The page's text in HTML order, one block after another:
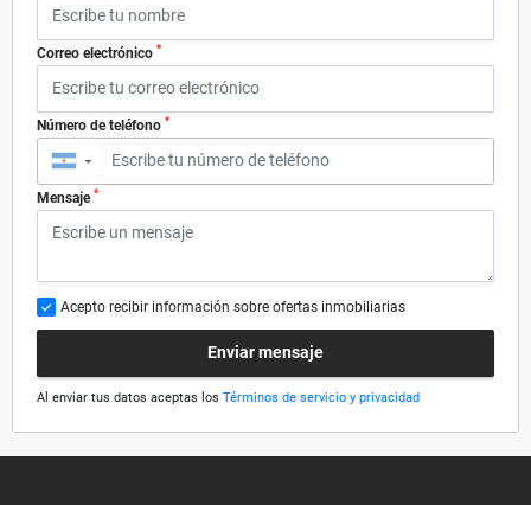
Correo electrónico *
Número de teléfono *
▼
Mensaje *
Acepto recibir información sobre ofertas inmobiliarias
Enviar mensaje
Al enviar tus datos aceptas los Términos de servicio y privacidad